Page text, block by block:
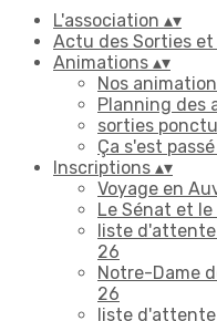
L'association ▴▾
Actu des Sorties
Animations ▴▾
Nos
Planning des
sorties
Ça s'est
Inscriptions ▴▾
Voyage en
Le Sénat et
liste d'attente
26
Notre-Dame
26
liste d'attente